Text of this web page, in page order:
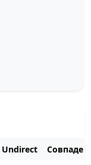
Undirect